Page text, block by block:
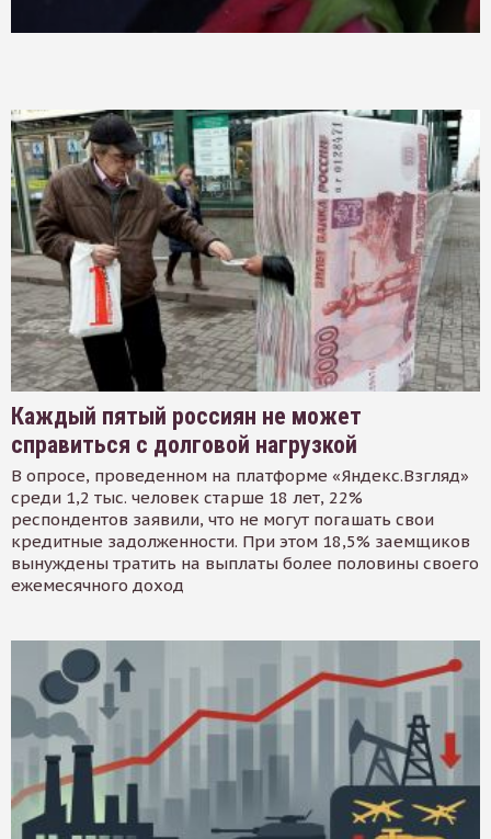
Каждый пятый россиян не может
справиться с долговой нагрузкой
В опросе, проведенном на платформе «Яндекс.Взгляд»
среди 1,2 тыс. человек старше 18 лет, 22%
респондентов заявили, что не могут погашать свои
кредитные задолженности. При этом 18,5% заемщиков
вынуждены тратить на выплаты более половины своего
ежемесячного доход